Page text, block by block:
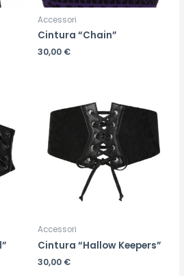
Accessori
Cintura “Chain”
30,00 €
Accessori
Cintura “Hallow Keepers”
30,00 €